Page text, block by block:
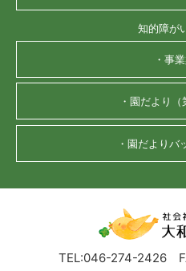
知的障が
・事
・園だより（
・園だよりバ
TEL:046-274-2426